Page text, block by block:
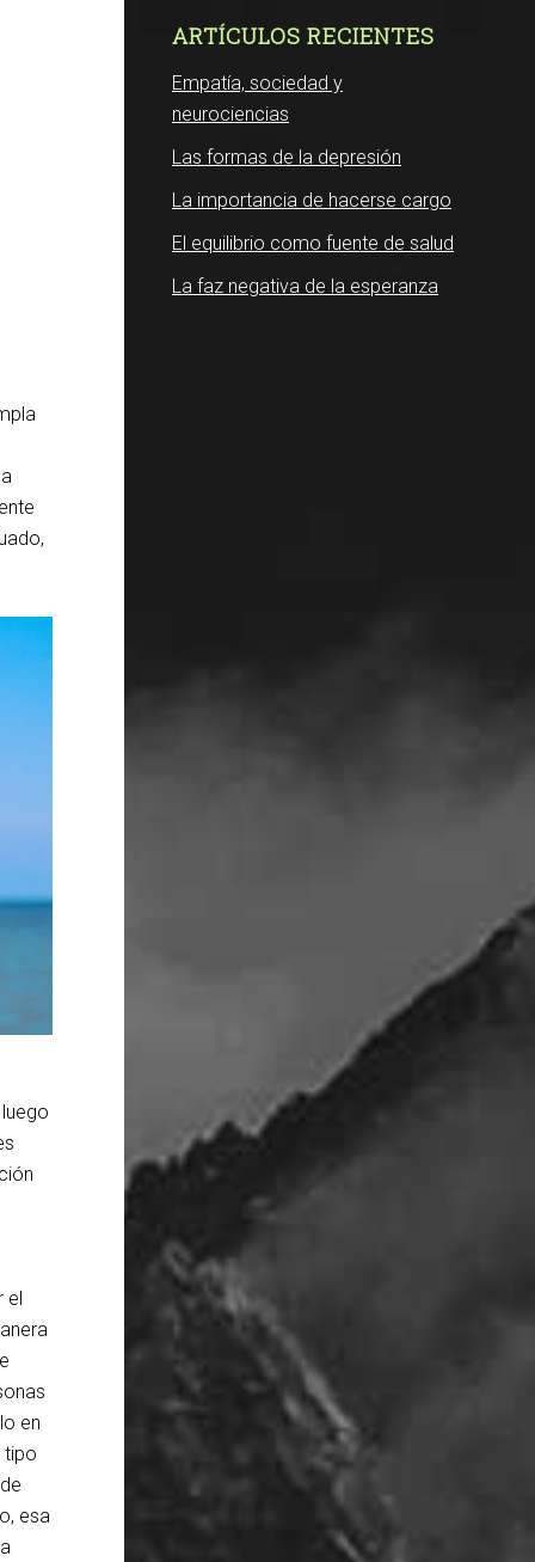
el
en
tipo
esa
ARTÍCULOS RECIENTES
Empatía, sociedad y
neurociencias
Las formas de la depresión
La importancia de hacerse cargo
El equilibrio como fuente de salud
La faz negativa de la esperanza